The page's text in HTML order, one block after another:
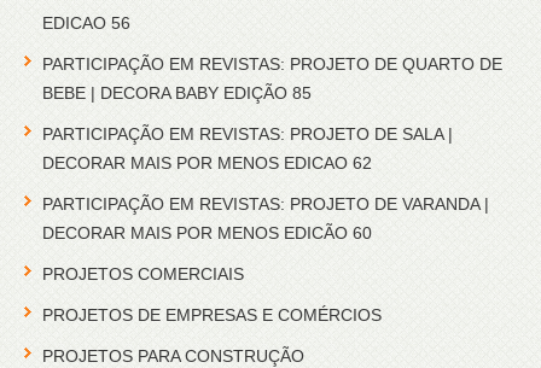
EDICAO 56
PARTICIPAÇÃO EM REVISTAS: PROJETO DE QUARTO DE
BEBE | DECORA BABY EDIÇÃO 85
PARTICIPAÇÃO EM REVISTAS: PROJETO DE SALA |
DECORAR MAIS POR MENOS EDICAO 62
PARTICIPAÇÃO EM REVISTAS: PROJETO DE VARANDA |
DECORAR MAIS POR MENOS EDICÃO 60
PROJETOS COMERCIAIS
PROJETOS DE EMPRESAS E COMÉRCIOS
PROJETOS PARA CONSTRUÇÃO